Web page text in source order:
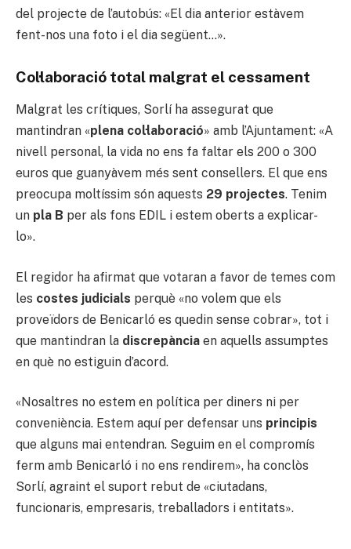
del projecte de l’autobús: «El dia anterior estàvem
fent-nos una foto i el dia següent…».
Col·laboració total malgrat el cessament
Malgrat les crítiques, Sorlí ha assegurat que
mantindran «plena col·laboració» amb l’Ajuntament: «A
nivell personal, la vida no ens fa faltar els 200 o 300
euros que guanyàvem més sent consellers. El que ens
preocupa moltíssim són aquests 29 projectes. Tenim
un pla B per als fons EDIL i estem oberts a explicar-
lo».
El regidor ha afirmat que votaran a favor de temes com
les costes judicials perquè «no volem que els
proveïdors de Benicarló es quedin sense cobrar», tot i
que mantindran la discrepància en aquells assumptes
en què no estiguin d’acord.
«Nosaltres no estem en política per diners ni per
conveniència. Estem aquí per defensar uns principis
que alguns mai entendran. Seguim en el compromís
ferm amb Benicarló i no ens rendirem», ha conclòs
Sorlí, agraint el suport rebut de «ciutadans,
funcionaris, empresaris, treballadors i entitats».